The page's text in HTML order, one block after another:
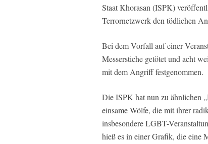
Staat Khorasan (ISPK)
Terrornetzwerk den tödlichen
Bei dem Vorfall auf einer
Messerstiche getötet und acht
mit dem Angriff festgenommen.
Die ISPK hat nun zu ähnlichen
einsame Wölfe, die mit ihrer
insbesondere LGBT-
hieß es in einer Grafik, die eine